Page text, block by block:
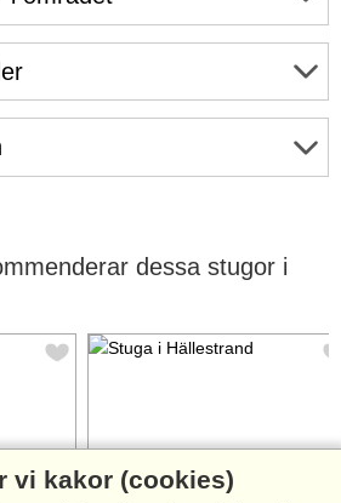
dessa stugor i
Stugnr: 6685
vi kakor (cookies)